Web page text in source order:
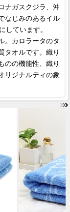
ナガスクジラ、沖
なじみのあるイル
しています。
。カロラータのタ
タオルです。織り
のの機能性、織り
リジナルティの象